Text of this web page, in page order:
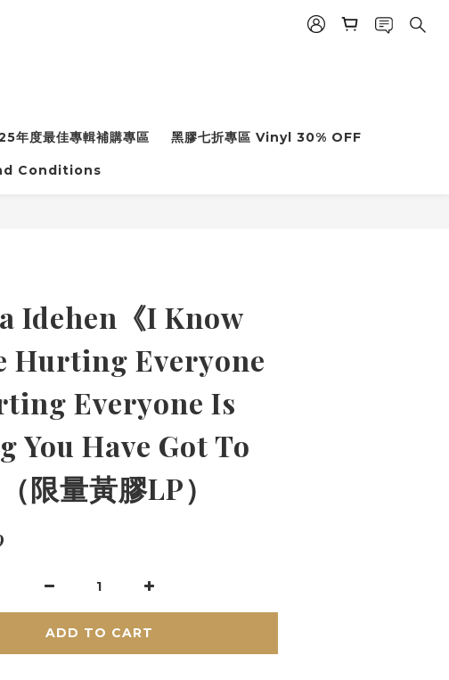
年度最佳專輯補購專區 黑膠七折專區 Vinyl 30% OFF
Conditions
Idehen《I Know
Hurting Everyone
Everyone Is
You Have Got To
限量黃膠LP）
ADD TO CART